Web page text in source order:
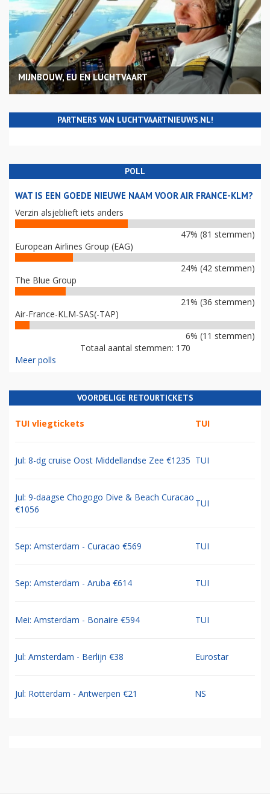
MIJNBOUW, EU EN LUCHTVAART
PARTNERS VAN LUCHTVAARTNIEUWS.NL!
POLL
WAT IS EEN GOEDE NIEUWE NAAM VOOR AIR FRANCE-KLM?
Verzin alsjeblieft iets anders
47% (81 stemmen)
European Airlines Group (EAG)
24% (42 stemmen)
The Blue Group
21% (36 stemmen)
Air-France-KLM-SAS(-TAP)
6% (11 stemmen)
Totaal aantal stemmen: 170
Meer polls
VOORDELIGE RETOURTICKETS
TUI vliegtickets TUI
Jul: 8-dg cruise Oost Middellandse Zee €1235 TUI
Jul: 9-daagse Chogogo Dive & Beach Curacao
€1056
TUI
Sep: Amsterdam - Curacao €569 TUI
Sep: Amsterdam - Aruba €614 TUI
Mei: Amsterdam - Bonaire €594 TUI
Jul: Amsterdam - Berlijn €38 Eurostar
Jul: Rotterdam - Antwerpen €21 NS